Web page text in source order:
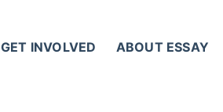
GET INVOLVED ABOUT ESSAY